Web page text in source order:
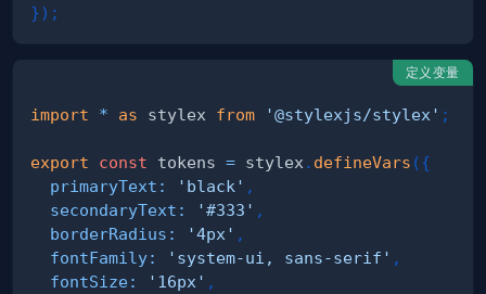
}) ;
定义变量
import * as stylex from '@stylexjs/stylex' ;
export const tokens = stylex . defineVars ({
primaryText : 'black' ,
secondaryText : '#333' ,
borderRadius : '4px' ,
fontFamily: 'system-ui, sans-serif' ,
fontSize: '16px' ,